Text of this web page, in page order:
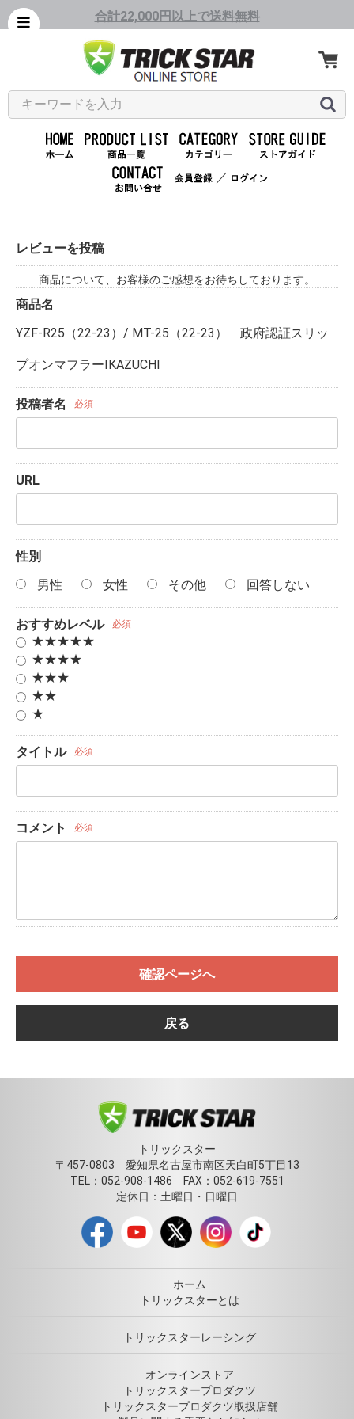
合計22,000円以上で送料無料
／
レビューを投稿
商品について、お客様のご感想をお待ちしております。
商品名
YZF-R25（22-23）/ MT-25（22-23） 政府認証スリッ
プオンマフラーIKAZUCHI
投稿者名 必須
URL
性別
男性
女性 その他 回答しない
おすすめレベル 必須
★★★★★
★★★★
★★★
★★
★
タイトル 必須
コメント 必須
確認ページへ
戻る
トリックスター
〒457-0803 愛知県名古屋市南区天白町5丁目13
TEL：052-908-1486 FAX：052-619-7551
定休日：土曜日・日曜日
ホーム
トリックスターとは
トリックスターレーシング
オンラインストア
トリックスタープロダクツ
トリックスタープロダクツ取扱店舗